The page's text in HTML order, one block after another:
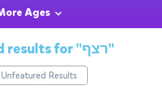
Ages
results for "רצף"
Results